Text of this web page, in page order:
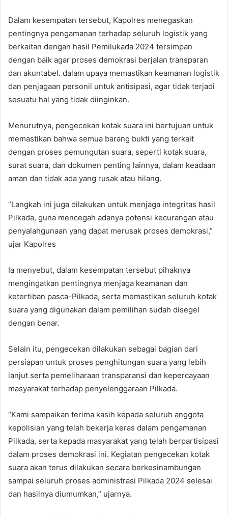
Dalam kesempatan tersebut, Kapolres menegaskan
pentingnya pengamanan terhadap seluruh logistik yang
berkaitan dengan hasil Pemilukada 2024 tersimpan
dengan baik agar proses demokrasi berjalan transparan
dan akuntabel. dalam upaya memastikan keamanan logistik
dan penjagaan personil untuk antisipasi, agar tidak terjadi
sesuatu hal yang tidak diinginkan.
Menurutnya, pengecekan kotak suara ini bertujuan untuk
memastikan bahwa semua barang bukti yang terkait
dengan proses pemungutan suara, seperti kotak suara,
surat suara, dan dokumen penting lainnya, dalam keadaan
aman dan tidak ada yang rusak atau hilang.
“Langkah ini juga dilakukan untuk menjaga integritas hasil
Pilkada, guna mencegah adanya potensi kecurangan atau
penyalahgunaan yang dapat merusak proses demokrasi,”
ujar Kapolres
Ia menyebut, dalam kesempatan tersebut pihaknya
mengingatkan pentingnya menjaga keamanan dan
ketertiban pasca-Pilkada, serta memastikan seluruh kotak
suara yang digunakan dalam pemilihan sudah disegel
dengan benar.
Selain itu, pengecekan dilakukan sebagai bagian dari
persiapan untuk proses penghitungan suara yang lebih
lanjut serta pemeliharaan transparansi dan kepercayaan
masyarakat terhadap penyelenggaraan Pilkada.
“Kami sampaikan terima kasih kepada seluruh anggota
kepolisian yang telah bekerja keras dalam pengamanan
Pilkada, serta kepada masyarakat yang telah berpartisipasi
dalam proses demokrasi ini. Kegiatan pengecekan kotak
suara akan terus dilakukan secara berkesinambungan
sampai seluruh proses administrasi Pilkada 2024 selesai
dan hasilnya diumumkan,” ujarnya.